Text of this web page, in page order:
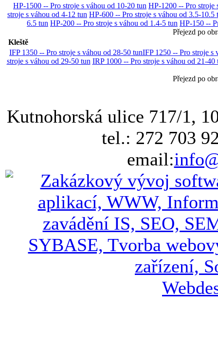
HP-1500 -- Pro stroje s váhou od 10-20 tun HP-1200 -- Pro stroje
stroje s váhou od 4-12 tun HP-600 -- Pro stroje s váhou od 3.5-10.5
6.5 tun HP-200 -- Pro stroje s váhou od 1.4-5 tun HP-150 --
Přejezd po
Kleště
IFP 1350 -- Pro stroje s váhou od 28-50 tunIFP 1250 -- Pro stroje s
stroje s váhou od 29-50 tun IRP 1000 -- Pro stroje s váhou od 21-40
Přejezd po
Kutnohorská ulice 717/1,
tel.: 272 703
email: